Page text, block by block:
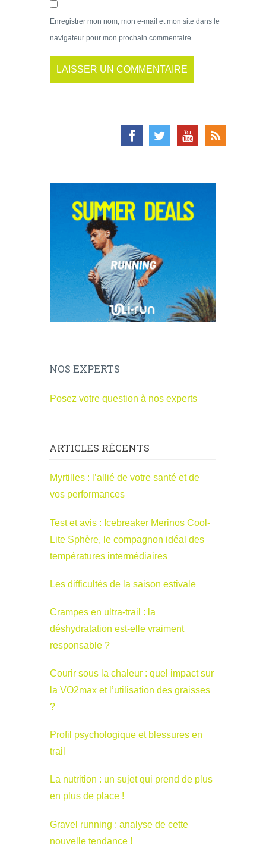
Enregistrer mon nom, mon e-mail et mon site dans le
navigateur pour mon prochain commentaire.
NOS EXPERTS
Posez votre question à nos experts
ARTICLES RÉCENTS
Myrtilles : l’allié de votre santé et de
vos performances
Test et avis : Icebreaker Merinos Cool-
Lite Sphère, le compagnon idéal des
températures intermédiaires
Les difficultés de la saison estivale
Crampes en ultra-trail : la
déshydratation est-elle vraiment
responsable ?
Courir sous la chaleur : quel impact sur
la VO2max et l’utilisation des graisses
?
Profil psychologique et blessures en
trail
La nutrition : un sujet qui prend de plus
en plus de place !
Gravel running : analyse de cette
nouvelle tendance !